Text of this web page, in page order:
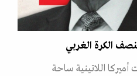
الكرة الغربي
اللاتينية ساحة